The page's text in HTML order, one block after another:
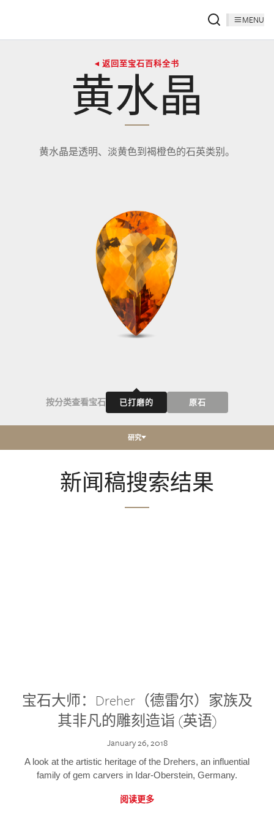
MENU
◂ 返回至宝石百科全书
黄水晶
黄水晶是透明、淡黄色到褐橙色的石英类别。
按分类查看宝石 已打磨的 原石
研究
新闻稿搜索结果
宝石大师：Dreher（德雷尔）家族及
其非凡的雕刻造诣 (英语)
January 26, 2018
A look at the artistic heritage of the Drehers, an influential
family of gem carvers in Idar-Oberstein, Germany.
阅读更多